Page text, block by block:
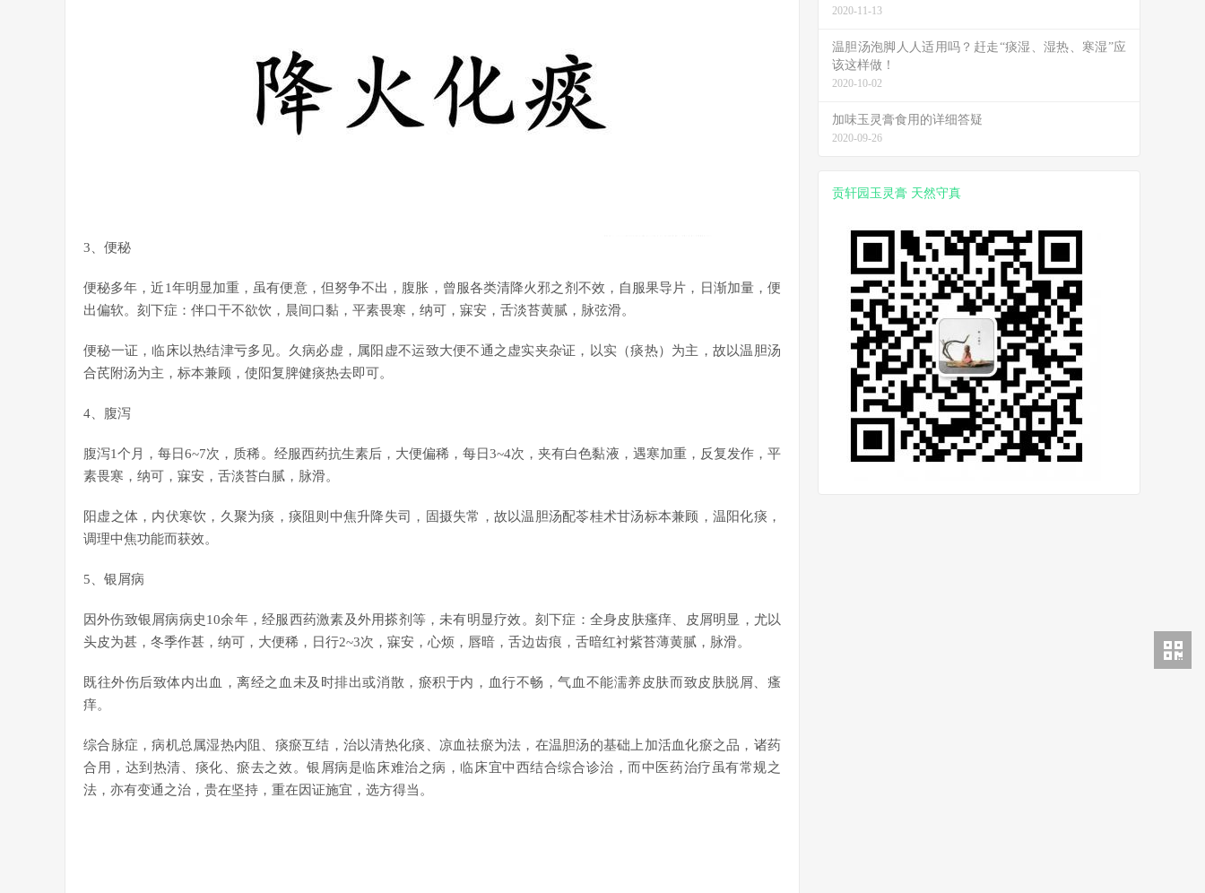
3、便秘
便秘多年，近1年明显加重，虽有便意，但努争不出，腹胀，曾服各类清降火邪之剂不效，自服果导片，日渐加量，便
出偏软。刻下症：伴口干不欲饮，晨间口黏，平素畏寒，纳可，寐安，舌淡苔黄腻，脉弦滑。
便秘一证，临床以热结津亏多见。久病必虚，属阳虚不运致大便不通之虚实夹杂证，以实（痰热）为主，故以温胆汤
合芪附汤为主，标本兼顾，使阳复脾健痰热去即可。
4、腹泻
腹泻1个月，每日6~7次，质稀。经服西药抗生素后，大便偏稀，每日3~4次，夹有白色黏液，遇寒加重，反复发作，平
素畏寒，纳可，寐安，舌淡苔白腻，脉滑。
阳虚之体，内伏寒饮，久聚为痰，痰阻则中焦升降失司，固摄失常，故以温胆汤配苓桂术甘汤标本兼顾，温阳化痰，
调理中焦功能而获效。
5、银屑病
因外伤致银屑病病史10余年，经服西药激素及外用搽剂等，未有明显疗效。刻下症：全身皮肤瘙痒、皮屑明显，尤以
头皮为甚，冬季作甚，纳可，大便稀，日行2~3次，寐安，心烦，唇暗，舌边齿痕，舌暗红衬紫苔薄黄腻，脉滑。
既往外伤后致体内出血，离经之血未及时排出或消散，瘀积于内，血行不畅，气血不能濡养皮肤而致皮肤脱屑、瘙
痒。
综合脉症，病机总属湿热内阻、痰瘀互结，治以清热化痰、凉血祛瘀为法，在温胆汤的基础上加活血化瘀之品，诸药
合用，达到热清、痰化、瘀去之效。银屑病是临床难治之病，临床宜中西结合综合诊治，而中医药治疗虽有常规之
法，亦有变通之治，贵在坚持，重在因证施宜，选方得当。
2020-11-13
温胆汤泡脚人人适用吗？赶走“痰湿、湿热、寒湿”应
该这样做！
2020-10-02
加味玉灵膏食用的详细答疑
2020-09-26
贡轩园玉灵膏 天然守真